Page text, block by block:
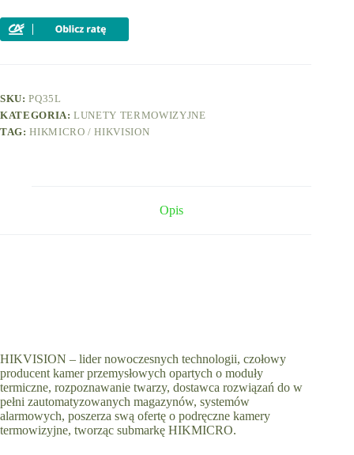
Panther
PQ35L
SKU:PQ35L
KATEGORIA:LUNETY TERMOWIZYJNE
TAG:HIKMICRO / HIKVISION
Opis
HIKVISION – lider nowoczesnych technologii, czołowy
producent kamer przemysłowych opartych o moduły
termiczne, rozpoznawanie twarzy, dostawca rozwiązań do w
pełni zautomatyzowanych magazynów, systemów
alarmowych, poszerza swą ofertę o podręczne kamery
termowizyjne, tworząc submarkę HIKMICRO.